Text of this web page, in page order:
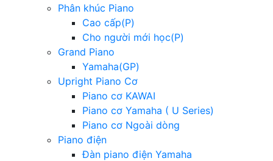
Phân khúc Piano
Cao cấp(P)
Cho người mới học(P)
Grand Piano
Yamaha(GP)
Upright Piano Cơ
Piano cơ KAWAI
Piano cơ Yamaha ( U Series)
Piano cơ Ngoài dòng
Piano điện
Đàn piano điện Yamaha